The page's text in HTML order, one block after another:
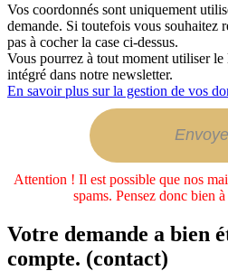
Vos coordonnés sont uniquement
demande. Si toutefois vous souhaitez
pas à cocher la case ci-dessus.
Vous pourrez à tout moment utiliser le
intégré dans notre newsletter.
En savoir plus sur la gestion de vos
Attention ! Il est possible que nos
spams. Pensez donc bien
Votre demande a bien
compte. (contact)